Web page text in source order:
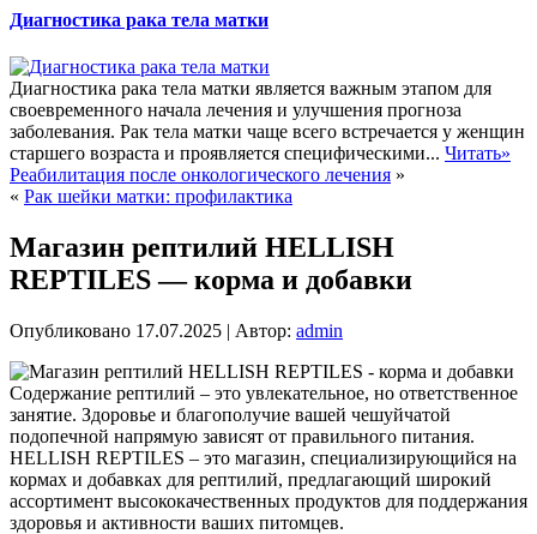
Диагностика рака тела матки
Диагностика рака тела матки является важным этапом для
своевременного начала лечения и улучшения прогноза
заболевания. Рак тела матки чаще всего встречается у женщин
старшего возраста и проявляется специфическими... Читать»
Реабилитация после онкологического лечения »
« Рак шейки матки: профилактика
Магазин рептилий HELLISH
REPTILES — корма и добавки
Опубликовано 17.07.2025 | Автор: admin
Содержание рептилий – это увлекательное, но ответственное
занятие. Здоровье и благополучие вашей чешуйчатой
подопечной напрямую зависят от правильного питания.
HELLISH REPTILES – это магазин, специализирующийся на
кормах и добавках для рептилий, предлагающий широкий
ассортимент высококачественных продуктов для поддержания
здоровья и активности ваших питомцев.